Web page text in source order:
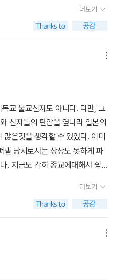
명. 호안테 신부는 말라리아에 걸
면 ‘구덩이 속에 달아매는’ 고
졌던 특유의 고문방식인 걸로
안에 인분이나 가축의 배설물을
말아 움직이지 못하게 한 채 거꾸
니다. 악취만 날 뿐. 사람을 거꾸
압이 상승해 얼마 지나지 않아
처를 내서 소량의 혈액이 양쪽에
가 압력을 줄여주면 상당히 오랜
는데, 이건 자비가 아니다. 말 그
고 말하기도 애매한 끔찍한 ‘어
어간다. 천주교를 믿다가 발각이
순간적인 죽음이라는 은혜를
들 신자들의 믿음에 큰 영향을
찾았다. 임진왜란 당시 고니시 유
西行長의 포로가 되어 일본으
이런 방식으로 사형에 처해졌는
했다.), 바닷가에 말뚝을 박고 거
니까 옷을 모두 벗기는 모양이다.
교를 절대로 버리지 않겠다고
답을 듣자 죄수들의 옷을 벗기
꺼번에 쏟지 않고 국자 바닥에 구
했습니다.'(p.13)이런 끔찍한 고
자신들의 신앙을 끝까지 굽히
겠다는 보고를 받은 나가사키
감금시킨다. 이에 페레이라 신
이 대중에게 추앙을 받'아 이런
의 신념을 편지의 마지막에 드러
이라 신부의 편지는 끊기고, 급
'을 받고 배교했다는 소문이 돌
유럽 전체의 신앙과 사상의 굴욕
고 성직자를 파견하기로 결정
은 성직자들이 일본으로 입국
레이라 신부에게 가르침을 받았
교했다는 사실을 믿을 수 없어
1638년 3월 25일 일본으로 출
봉을 돌아 10월 9일 인도의 고
했다. 두 번째 도전에서 책에 대한
남겨 본다. 17세기 도쿠가와 막
구에서 유입된 기독교 전파를 금
상이 사무라이가 신분제의 최상
이라고 생각했던 걸까. 개항장
쿠고노가미는 외래 종교가 일본
견된 선교사들의 활동을 엄격하
에 이른다. 특히 “후미에”라는
다는 형벌로 배교를 강요하는 이
스티안 로드리고의 조국 포르투
때 수십만 명의 신자를 자랑할
일본에서 도대체 무슨 일이 벌어
사랑에서라면 누구에게도 뒤지지
부가 배교했다는 소문에 충격을
동방 선교의 시발점이라고 할 수
정크선을 타고 로드리고와 프
마을에 도착하기에 이른다. 원
는 병으로 마카에오 잔류하게
더보기
교 불교신자도 아니다. 다만, 그
신자들의 탄압을 옆나라 일본의
은것을 생각할 수 있었다. 이미
낼 당시로서는 상상도 못하게 파
. 지금도 감히 종교에대해서 쉽
이 종교를 믿지 않더라도, 인간
능. 현실과 이상의 괴리에서오는
이 될 것이다.만약 나였다면, 혹
는 어떻게 전개 되었을지 자신을
엇을 바라고 읽은 책은 아니었지
료처럼 시원한 맛을 느낄 수 있
더보기